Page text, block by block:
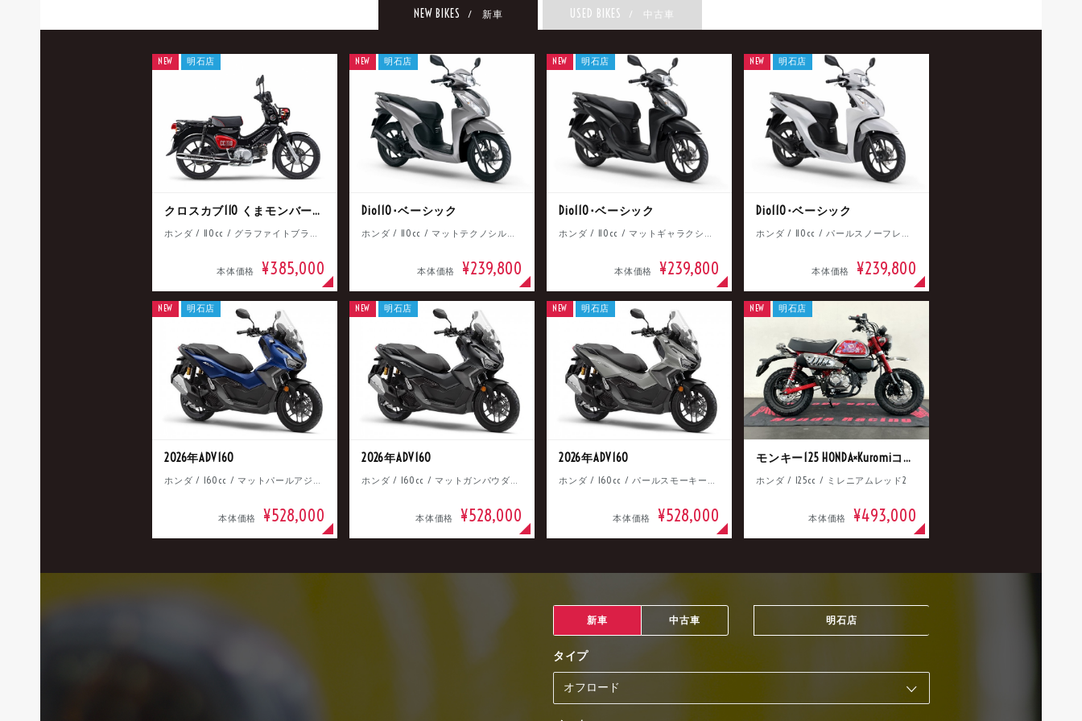
NEW BIKES / 新車 USED BIKES / 中古車
クロスカブ110 くまモンバージョン
ホンダ / 110cc / グラファイトブラック
本体価格 ¥385,000
NEW 明石店
Dio110･ベーシック
ホンダ / 110cc / マットテクノシルバーメタリック
本体価格 ¥239,800
NEW 明石店
Dio110･ベーシック
ホンダ / 110cc / マットギャラクシーブラックメタリック
本体価格 ¥239,800
NEW 明石店
Dio110･ベーシック
ホンダ / 110cc / パールスノーフレークホワイト
本体価格 ¥239,800
NEW 明石店
2026年ADV160
ホンダ / 160cc / マットパールアジャイルブルー
本体価格 ¥528,000
NEW 明石店
2026年ADV160
ホンダ / 160cc / マットガンパウダーブラックメタリック
本体価格 ¥528,000
NEW 明石店
2026年ADV160
ホンダ / 160cc / パールスモーキーグレー
本体価格 ¥528,000
NEW 明石店
モンキー125 HONDA×Kuromiコラボ
ホンダ / 125cc / ミレニアムレッド2
本体価格 ¥493,000
NEW 明石店
新車 中古車 明石店
タイプ